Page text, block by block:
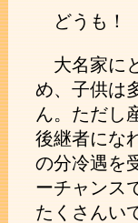
どうも！
大名家に
め、子供は
ん。ただし
後継者にな
の分冷遇を
ーチャンス
たくさんい